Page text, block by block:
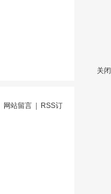
网站留言| RSS订
关闭